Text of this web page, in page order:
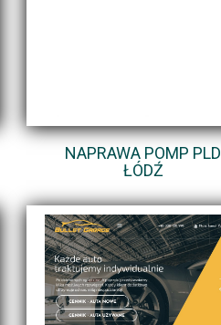
NAPRAWA POMP PLD
ŁÓDŹ